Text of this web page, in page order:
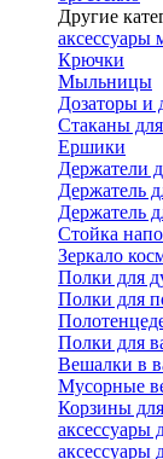
Другие
аксессуары
Крючки
Мыльницы
Дозаторы и
Стаканы
Ершики
Держатели
Держатель
Держатель
Стойка
Зеркало
Полки для
Полки для
Полки для
Вешалки в
Мусорные
Корзины
аксессуары
аксессуары